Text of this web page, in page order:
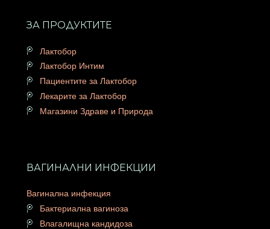
ЗА ПРОДУКТИТЕ
Лактобор
Лактобор Интим
Пациентите за Лактобор
Лекарите за Лактобор
Магазини Здраве и Природа
ВАГИНАЛНИ ИНФЕКЦИИ
Вагинална инфекция
Бактериална вагиноза
Влагалищна кандидоза